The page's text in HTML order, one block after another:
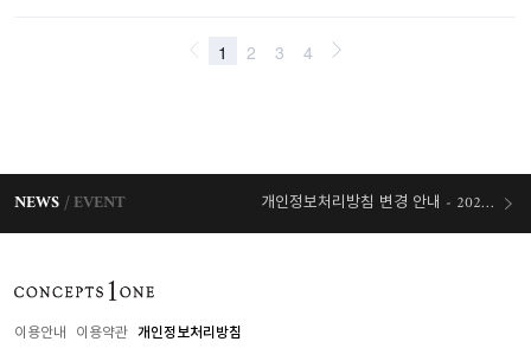
NEWS EVENT 개인정보처리방침 변경 안내 - 2026/07/30 시행
이용안내 이용약관 개인정보처리방침